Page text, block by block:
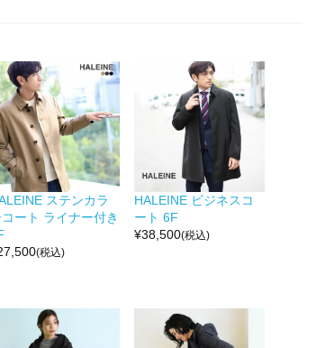
ステンカラ
ート ライナー付き
(税込)
HALEINE ビジネスコ
ート 6F
¥38,500(税込)